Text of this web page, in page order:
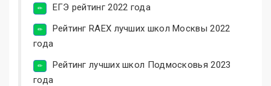
ЕГЭ рейтинг 2022 года
Рейтинг RAEX лучших школ Москвы 2022
года
Рейтинг лучших школ Подмосковья 2023
года